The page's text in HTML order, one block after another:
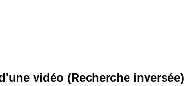
vidéo (Recherche inversée)